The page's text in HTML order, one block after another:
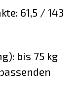
61,5 / 143
bis 75 kg